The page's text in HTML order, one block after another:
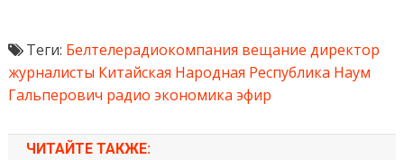
Теги: Белтелерадиокомпания вещание директор
журналисты Китайская Народная Республика Наум
Гальперович радио экономика эфир
ЧИТАЙТЕ ТАКЖЕ: